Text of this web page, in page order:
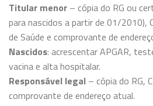
Titular menor – cópia do RG ou
para nascidos a partir de 01/2010),
de Saúde e comprovante de
Nascidos: acrescentar APGAR,
vacina e alta hospitalar.
Responsável legal – cópia do RG,
comprovante de endereço atual.